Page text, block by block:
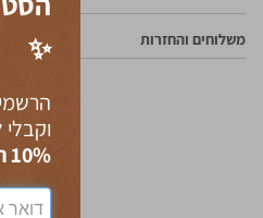
משלוחים והחזרות
✨
וקבלי
10% הנחה